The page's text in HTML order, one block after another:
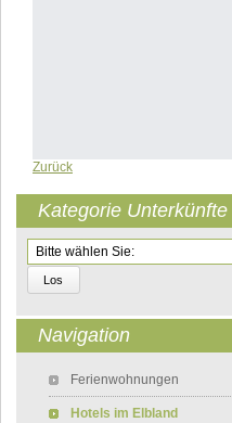
Zurück
Kategorie Unterkünfte
Zielseite
Navigation
Ferienwohnungen
Hotels im Elbland